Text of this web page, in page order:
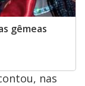
gêmeas
nas